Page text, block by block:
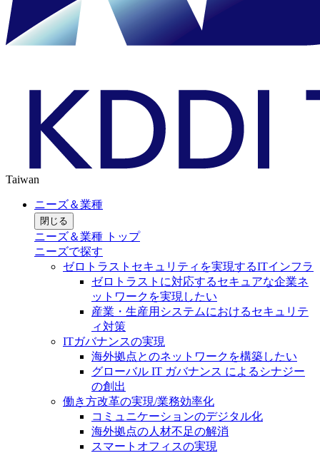
Taiwan
ニーズ＆業種
閉じる
ニーズ＆業種 トップ
ニーズで探す
ゼロトラストセキュリティを実現するITインフラ
ゼロトラストに対応するセキュアな企業ネ
ットワークを実現したい
産業・生産用システムにおけるセキュリテ
ィ対策
ITガバナンスの実現
海外拠点とのネットワークを構築したい
グローバル IT ガバナンス によるシナジー
の創出
働き方改革の実現/業務効率化
コミュニケーションのデジタル化
海外拠点の人材不足の解消
スマートオフィスの実現